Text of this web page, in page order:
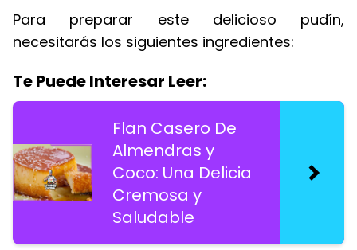
Para preparar este delicioso pudín,
necesitarás los siguientes ingredientes:
Te Puede Interesar Leer:
Flan Casero De
Almendras y
Coco: Una Delicia
Cremosa y
Saludable